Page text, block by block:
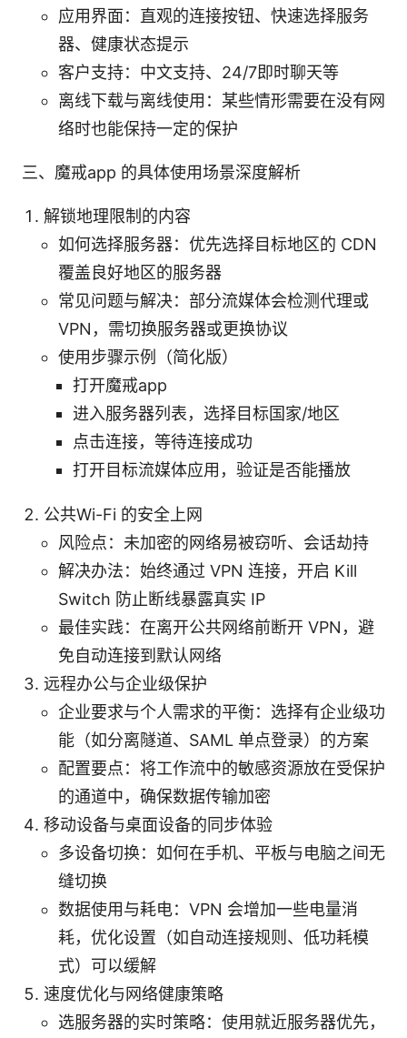
应用界面：直观的连接按钮、快速选择服务
器、健康状态提示
客户支持：中文支持、24/7即时聊天等
离线下载与离线使用：某些情形需要在没有网
络时也能保持一定的保护
三、魔戒app 的具体使用场景深度解析
解锁地理限制的内容
如何选择服务器：优先选择目标地区的 CDN
覆盖良好地区的服务器
常见问题与解决：部分流媒体会检测代理或
VPN，需切换服务器或更换协议
使用步骤示例（简化版）
打开魔戒app
进入服务器列表，选择目标国家/地区
点击连接，等待连接成功
打开目标流媒体应用，验证是否能播放
公共Wi-Fi 的安全上网
风险点：未加密的网络易被窃听、会话劫持
解决办法：始终通过 VPN 连接，开启 Kill
Switch 防止断线暴露真实 IP
最佳实践：在离开公共网络前断开 VPN，避
免自动连接到默认网络
远程办公与企业级保护
企业要求与个人需求的平衡：选择有企业级功
能（如分离隧道、SAML 单点登录）的方案
配置要点：将工作流中的敏感资源放在受保护
的通道中，确保数据传输加密
移动设备与桌面设备的同步体验
多设备切换：如何在手机、平板与电脑之间无
缝切换
数据使用与耗电：VPN 会增加一些电量消
耗，优化设置（如自动连接规则、低功耗模
式）可以缓解
速度优化与网络健康策略
选服务器的实时策略：使用就近服务器优先，